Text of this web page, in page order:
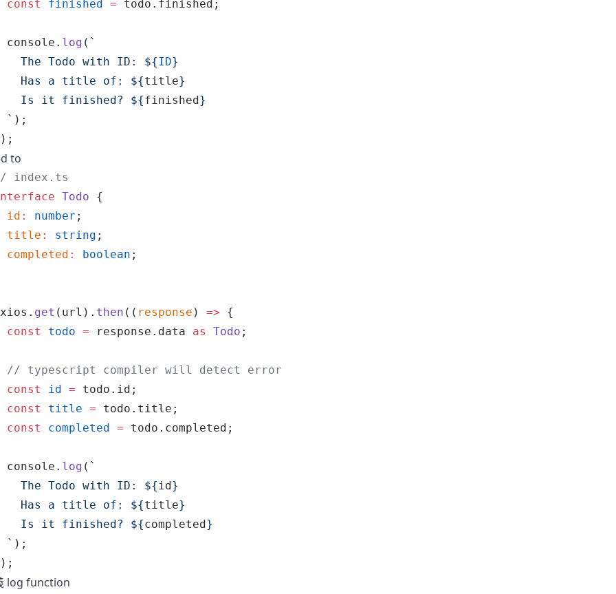
const
finished = todo . finished ;
console
. log ( `
The Todo with ID:
${ID}
Has a title of:
${title}
Is it finished?
${finished}
`
);
to
index.ts
Todo {
id
: number ;
title
: string ;
completed
: boolean ;
. get ( url ). then (( response ) => {
const
todo = response . data as Todo ;
// typescript compiler will detect error
const
id = todo . id ;
const
title = todo . title ;
const
completed = todo . completed ;
console
. log ( `
The Todo with ID:
${id}
Has a title of:
${title}
Is it finished?
${completed}
`
);
log function